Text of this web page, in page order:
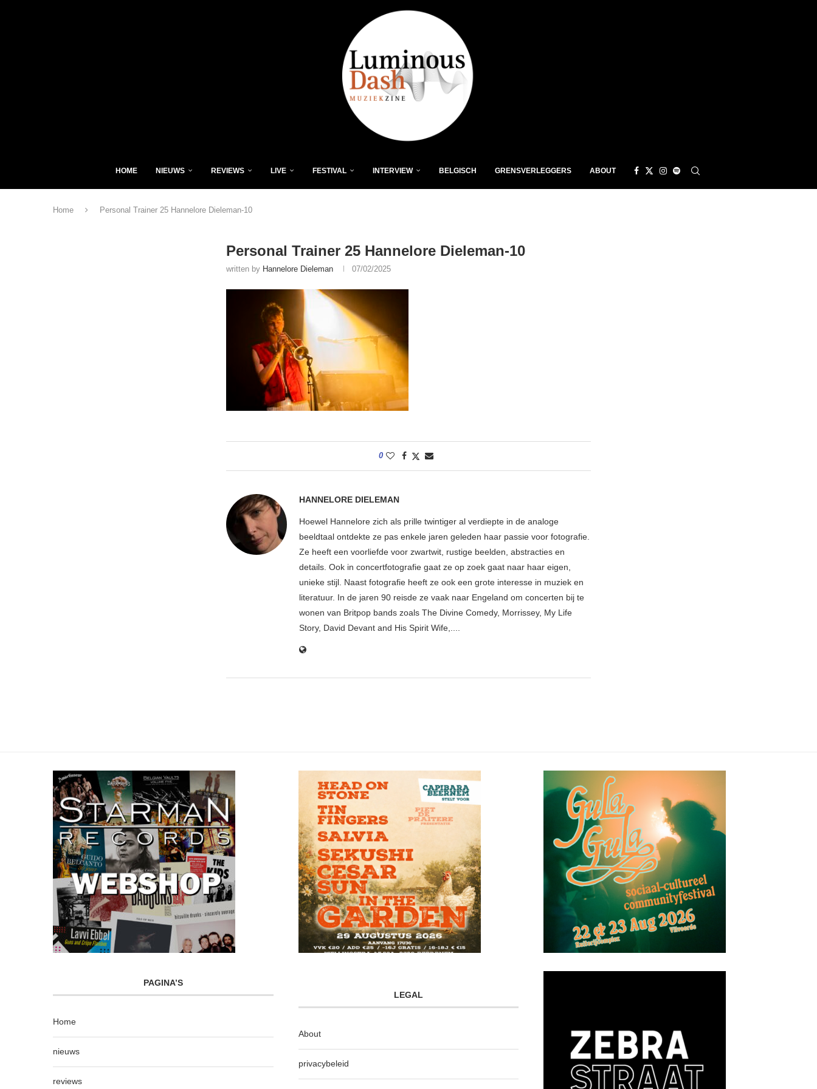
HOME NIEUWS REVIEWS LIVE FESTIVAL INTERVIEW BELGISCH GRENSVERLEGGERS ABOUT
Home Personal Trainer 25 Hannelore Dieleman-10
Personal Trainer 25 Hannelore Dieleman-10
written by Hannelore Dieleman 07/02/2025
0
HANNELORE DIELEMAN
Hoewel Hannelore zich als prille twintiger al verdiepte in de analoge
beeldtaal ontdekte ze pas enkele jaren geleden haar passie voor fotografie.
Ze heeft een voorliefde voor zwartwit, rustige beelden, abstracties en
details. Ook in concertfotografie gaat ze op zoek gaat naar haar eigen,
unieke stijl. Naast fotografie heeft ze ook een grote interesse in muziek en
literatuur. In de jaren 90 reisde ze vaak naar Engeland om concerten bij te
wonen van Britpop bands zoals The Divine Comedy, Morrissey, My Life
Story, David Devant and His Spirit Wife,....
PAGINA’S
Home
nieuws
reviews
LEGAL
About
privacybeleid